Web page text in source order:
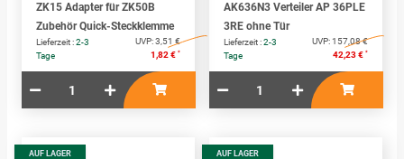
ZK15 Adapter für ZK50B
Zubehör Quick-Steckklemme
Lieferzeit :2-3
Tage
UVP:3,51 €
1,82 € *
AK636N3 Verteiler AP 36PLE
3RE ohne Tür
Lieferzeit :2-3
Tage
UVP:157,08 €
42,23 € *
AUF LAGER AUF LAGER